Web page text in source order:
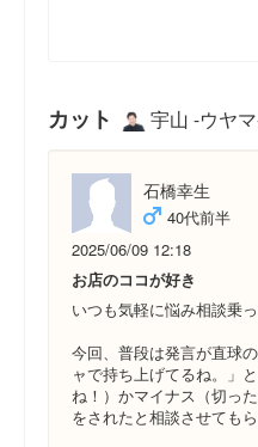
カット 宇山 -ウヤ
石橋幸生
40代前半
2025/06/09 12:18
お店のココが好き
いつも気軽に悩み相談乗
今回、普段は発言が直球
ャで持ち上げてるね。」
ね！）かマイナス（切っ
をされたと相談させてもら